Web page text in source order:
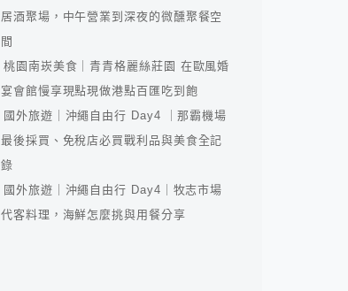
居酒聚場，中午營業到深夜的微醺聚餐空
間
桃園南崁美食｜青青格麗絲莊園 在歐風婚
宴會館慢享現點現做港點百匯吃到飽
國外旅遊｜沖繩自由行 Day4 ｜那霸機場
最後採買、免稅店必買戰利品與美食全記
錄
國外旅遊｜沖繩自由行 Day4｜牧志市場
代客料理，海鮮怎麼挑與用餐分享